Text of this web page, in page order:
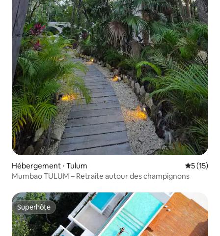
Hébergement ⋅ Tulum
5 (15)
Mumbao TULUM – Retraite autour des champignons
Superhôte
Superhôte